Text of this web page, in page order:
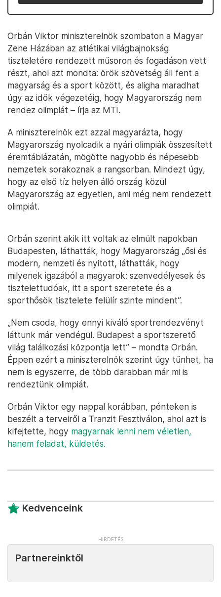
Orbán Viktor miniszterelnök szombaton a Magyar
Zene Házában az atlétikai világbajnokság
tiszteletére rendezett műsoron és fogadáson vett
részt, ahol azt mondta: örök szövetség áll fent a
magyarság és a sport között, és aligha maradhat
úgy az idők végezetéig, hogy Magyarország nem
rendez olimpiát – írja az MTI.
A miniszterelnök ezt azzal magyarázta, hogy
Magyarország nyolcadik a nyári olimpiák összesített
éremtáblázatán, mögötte nagyobb és népesebb
nemzetek sorakoznak a rangsorban. Mindezt úgy,
hogy az első tíz helyen álló ország közül
Magyarország az egyetlen, ami még nem rendezett
olimpiát.
Orbán szerint akik itt voltak az elmúlt napokban
Budapesten, láthatták, hogy Magyarország „ősi és
modern, nemzeti és nyitott, láthatták, hogy
milyenek igazából a magyarok: szenvedélyesek és
tisztelettudóak, itt a sport szeretete és a
sporthősök tisztelete felülír szinte mindent”.
„Nem csoda, hogy ennyi kiváló sportrendezvényt
láttunk már vendégül. Budapest a sportszerető
világ találkozási központja lett” – mondta Orbán.
Éppen ezért a miniszterelnök szerint úgy tűnhet, ha
nem is egyszerre, de több darabban már mi is
rendeztünk olimpiát.
Orbán Viktor egy nappal korábban, pénteken is
beszélt a terveiről a Tranzit Fesztiválon, ahol azt is
kifejtette, hogy magyarnak lenni nem véletlen,
hanem feladat, küldetés.
Kedvenceink
Partnereinktől